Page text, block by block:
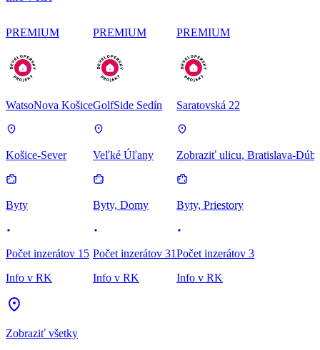
PREMIUM
WatsoNova Košice
Košice-Sever
Byty
Počet inzerátov 15
Info v RK
PREMIUM
GolfSide Sedín
Veľké Úľany
Byty, Domy
Počet inzerátov 31
Info v RK
PREMIUM
Saratovská 22
Zobraziť ulicu, Bratislava-
Byty, Priestory
Počet inzerátov 3
Info v RK
Zobraziť všetky